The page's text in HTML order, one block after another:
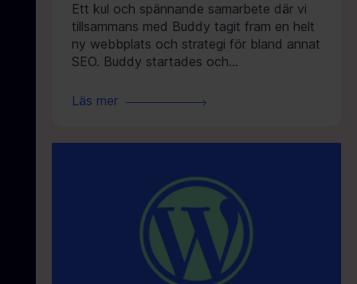
Ett kul och spännande samarbete där vi
tillsammans med Buddy tagit fram en helt
ny webbplats och strategi för bland annat
SEO. Buddy startades och…
Läs mer